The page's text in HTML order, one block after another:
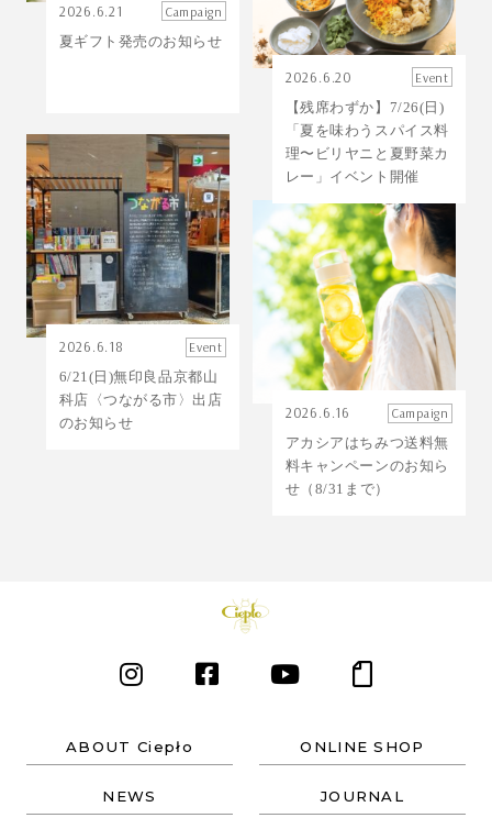
2026.6.21
Campaign
夏ギフト発売のお知らせ
2026.6.20
Event
【残席わずか】7/26(日)
「夏を味わうスパイス料
理〜ビリヤニと夏野菜カ
レー」イベント開催
2026.6.18
Event
6/21(日)無印良品京都山
科店〈つながる市〉出店
のお知らせ
2026.6.16
Campaign
アカシアはちみつ送料無
料キャンペーンのお知ら
せ（8/31まで）
ABOUT Ciepło ONLINE SHOP
NEWS JOURNAL